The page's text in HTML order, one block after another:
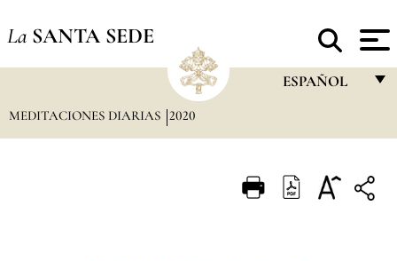
La SANTA SEDE
ESPAÑOL
ITALIANO
MEDITACIONES DIARIAS 2020